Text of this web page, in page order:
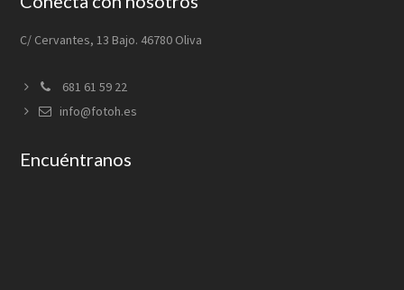
C/ Cervantes, 13 Bajo. 46780 Oliva
681 61 59 22
info@fotoh.es
Encuéntranos